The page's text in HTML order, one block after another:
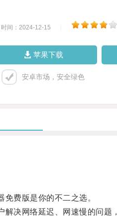
时间：2024-12-15
苹果下载
安卓市场，安全绿色
费版是你的不二之选。
网络延迟、网速慢的问题